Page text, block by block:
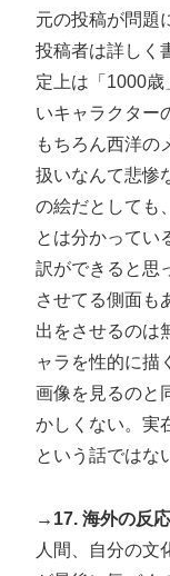
元の投稿が問題
投稿者は詳しく
定上は「1000
いキャラクター
もちろん西洋の
扱いなんて悲惨
の絵だとしても
とは分かってい
訳ができると思
させてる側面も
出をさせるのは
ャラを性的に描
画像を見るのと
かしくない。実
という話ではな
→17. 海外の反応
人間、自分の文